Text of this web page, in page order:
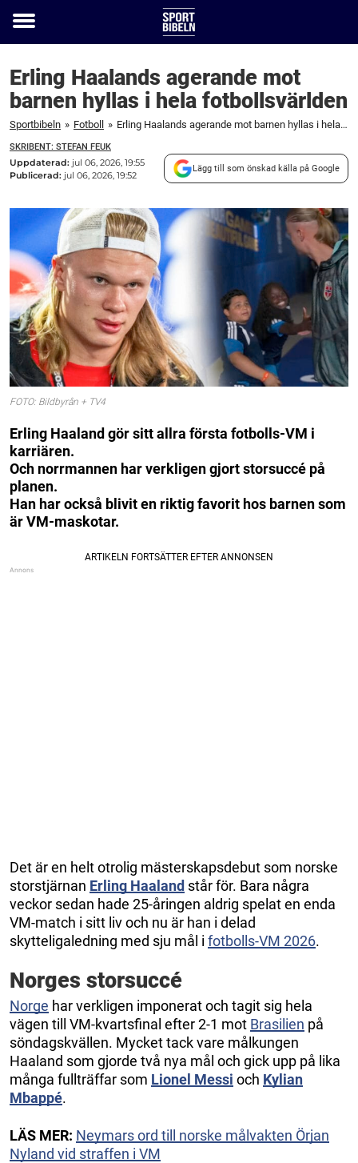
Toggle
Erling Haalands agerande mot
barnen hyllas i hela fotbollsvärlden
Sportbibeln » Fotboll » Erling Haalands agerande mot barnen hyllas i hela fotbollsvärlden
SKRIBENT: STEFAN FEUK
Uppdaterad: jul 06, 2026, 19:55
Publicerad: jul 06, 2026, 19:52
Lägg till som önskad källa på Google
FOTO: Bildbyrån + TV4
Erling Haaland gör sitt allra första fotbolls-VM i
karriären.
Och norrmannen har verkligen gjort storsuccé på
planen.
Han har också blivit en riktig favorit hos barnen som
är VM-maskotar.
Det är en helt otrolig mästerskapsdebut som norske
storstjärnan Erling Haaland står för. Bara några
veckor sedan hade 25-åringen aldrig spelat en enda
VM-match i sitt liv och nu är han i delad
skytteligaledning med sju mål i fotbolls-VM 2026.
Norges storsuccé
Norge har verkligen imponerat och tagit sig hela
vägen till VM-kvartsfinal efter 2-1 mot Brasilien på
söndagskvällen. Mycket tack vare målkungen
Haaland som gjorde två nya mål och gick upp på lika
många fullträffar som Lionel Messi och Kylian
Mbappé.
LÄS MER: Neymars ord till norske målvakten Örjan
Nyland vid straffen i VM